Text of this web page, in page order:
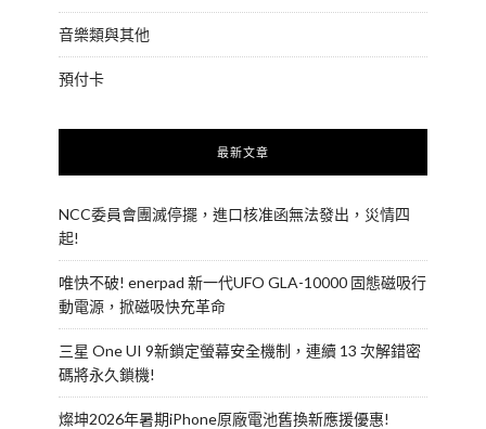
音樂類與其他
預付卡
最新文章
NCC委員會團滅停擺，進口核准函無法發出，災情四
起!
唯快不破! enerpad 新一代UFO GLA-10000 固態磁吸行
動電源，掀磁吸快充革命
三星 One UI 9新鎖定螢幕安全機制，連續 13 次解錯密
碼將永久鎖機!
燦坤2026年暑期iPhone原廠電池舊換新應援優惠!